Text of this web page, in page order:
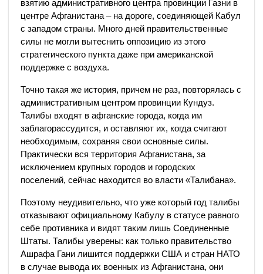
взятию административного центра провинции Газни в
центре Афганистана – на дороге, соединяющей Кабул
с западом страны. Много дней правительственные
силы не могли вытеснить оппозицию из этого
стратегического пункта даже при американской
поддержке с воздуха.
Точно такая же история, причем не раз, повторялась с
административным центром провинции Кундуз.
Талибы входят в афганские города, когда им
заблагорассудится, и оставляют их, когда считают
необходимым, сохраняя свои основные силы.
Практически вся территория Афганистана, за
исключением крупных городов и городских
поселений, сейчас находится во власти «Талибана».
Поэтому неудивительно, что уже который год талибы
отказывают официальному Кабулу в статусе равного
себе противника и видят таким лишь Соединенные
Штаты. Талибы уверены: как только правительство
Ашрафа Гани лишится поддержки США и стран НАТО
в случае вывода их военных из Афганистана, они